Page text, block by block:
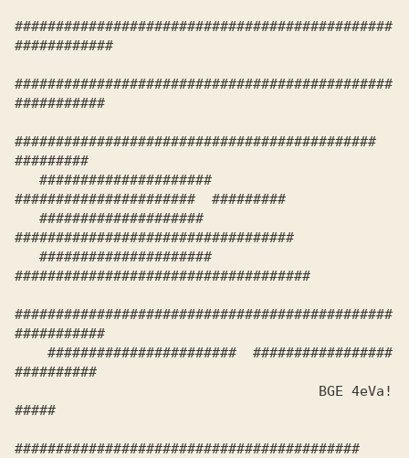
##############################################
############
##############################################
###########
############################################
#########
######################  #########
##################################
####################################
##############################################
###########
BGE 4eVa!
#####
##########################################